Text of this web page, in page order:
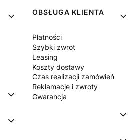
OBSŁUGA KLIENTA
Płatności
Szybki zwrot
Leasing
Koszty dostawy
Czas realizacji zamówień
Reklamacje i zwroty
Gwarancja